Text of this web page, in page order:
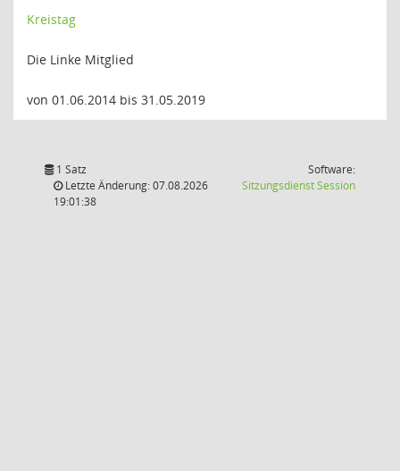
Kreistag
Die Linke Mitglied
von 01.06.2014 bis 31.05.2019
1 Satz
Letzte Änderung: 07.08.2026
19:01:38
Software:
SitzungsdienstSession(Wird in